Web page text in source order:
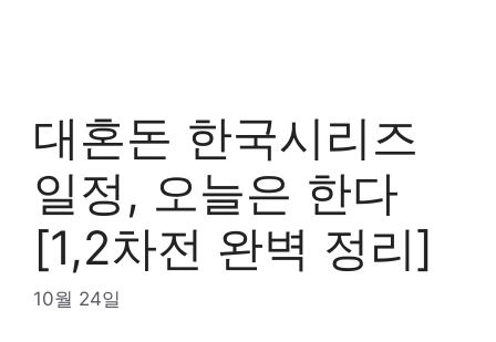
대혼돈 한국시리즈
일정, 오늘은 한다
[1,2차전 완벽 정리]
10월 24일